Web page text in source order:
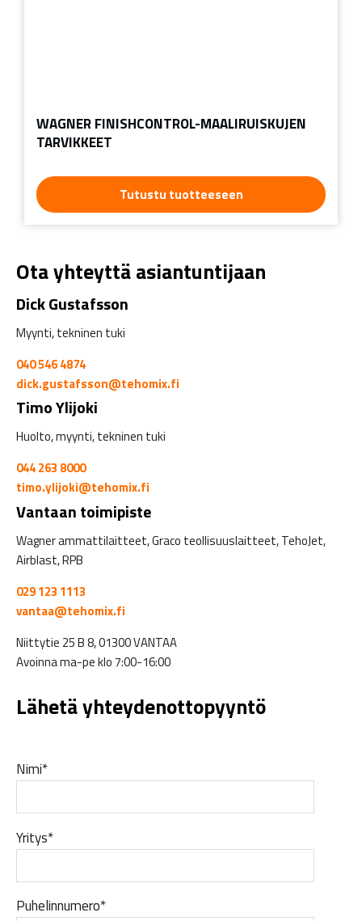
WAGNER FINISHCONTROL-MAALIRUISKUJEN
TARVIKKEET
Tutustu tuotteeseen
Ota yhteyttä asiantuntijaan
Dick Gustafsson
Myynti, tekninen tuki
040 546 4874
dick.gustafsson@tehomix.fi
Timo Ylijoki
Huolto, myynti, tekninen tuki
044 263 8000
timo.ylijoki@tehomix.fi
Vantaan toimipiste
Wagner ammattilaitteet, Graco teollisuuslaitteet, TehoJet,
Airblast, RPB
029 123 1113
vantaa@tehomix.fi
Niittytie 25 B 8, 01300 VANTAA
Avoinna ma-pe klo 7:00-16:00
Lähetä yhteydenottopyyntö
Nimi*
Yritys*
Puhelinnumero*